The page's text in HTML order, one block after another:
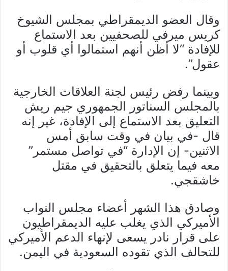
وقال العضو الديمقراطي بمجلس الشيوخ
كريس ميرفي للصحفيين بعد الاستماع
للإفادة “لا أظن أنهم استمالوا أي قلوب أو
عقول”.
وبينما رفض رئيس لجنة العلاقات الخارجية
بالمجلس السناتور الجمهوري جيم ريش
التعليق بعد الاستماع إلى الإفادة، غير إنه
قال -في بيان في وقت سابق أمس
الاثنين- إن الإدارة “في تواصل مستمر”
معه فيما يتعلق بالتحقيق في مقتل
خاشقجي.
وصادق هذا الشهر أعضاء مجلس النواب
الأميركي الذي يغلب عليه الديمقراطيون
على قرار نادر يسعى لإنهاء الدعم الأميركي
للتحالف الذي تقوده السعودية في اليمن.